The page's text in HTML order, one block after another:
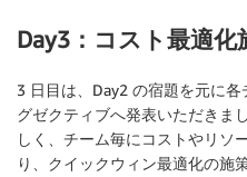
Day3：コスト最適化
3 日目は、Day2 の宿題を元に
グゼクティブへ発表いただきま
しく、チーム毎にコストやリソ
り、クイックウィン最適化の施